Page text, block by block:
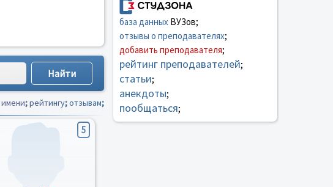
имени;рейтингу;отзывам;
5
база данныхВУЗов;
отзывы о преподавателях;
добавить преподавателя;
рейтинг преподавателей;
статьи;
анекдоты;
пообщаться;